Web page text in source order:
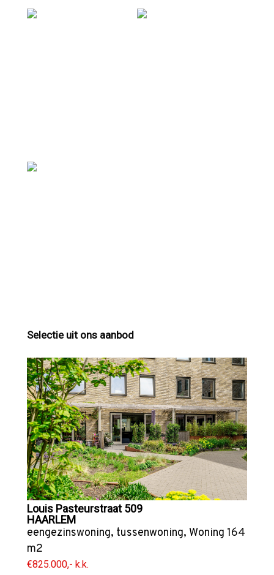
Selectie uit ons aanbod
Louis Pasteurstraat 509
HAARLEM
eengezinswoning, tussenwoning, Woning 164
m2
€825.000,- k.k.